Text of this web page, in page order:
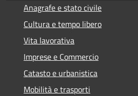
Anagrafe e stato civile
Cultura e tempo libero
Vita lavorativa
Imprese e Commercio
Catasto e urbanistica
Mobilità e trasporti